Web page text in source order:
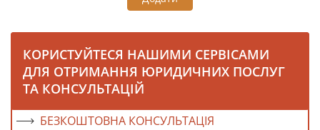
КОРИСТУЙТЕСЯ НАШИМИ СЕРВІСАМИ
ДЛЯ ОТРИМАННЯ ЮРИДИЧНИХ ПОСЛУГ
ТА КОНСУЛЬТАЦІЙ
БЕЗКОШТОВНА КОНСУЛЬТАЦІЯ